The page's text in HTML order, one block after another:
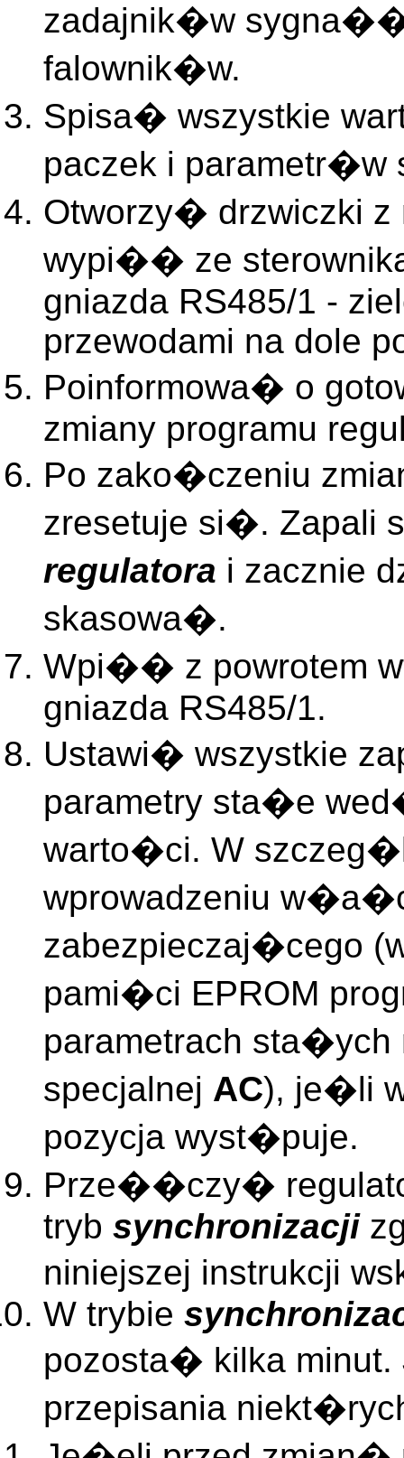
zadajnik�w
falownik�w.
Spisa� wszystkie
paczek i
Otworzy� drzwiczki z
wypi�� ze
gniazda RS485/1 -
przewodami na dole
Poinformowa� o
zmiany programu
Po zako�czeniu
zresetuje si�. Zapali
regulatora i zacznie
skasowa�.
Wpi�� z powrotem
gniazda RS485/1.
Ustawi� wszystkie
parametry sta�e
warto�ci. W
wprowadzeniu
zabezpieczaj�cego
pami�ci EPROM
parametrach
specjalnej AC), je�li
pozycja wyst�puje.
Prze��czy�
tryb synchronizacji
niniejszej instrukcji
W trybie
pozosta� kilka
przepisania